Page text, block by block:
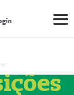
Prestador Essencial Gestão em Saúde Ereli (51004354-7)